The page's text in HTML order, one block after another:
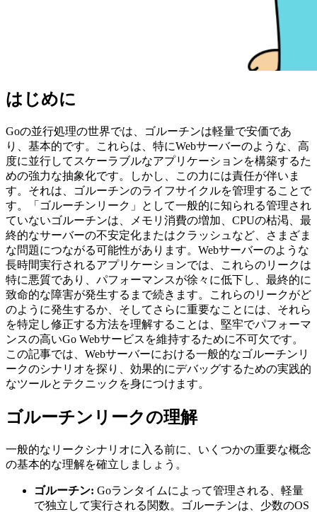
はじめに
Goの並行処理の世界では、ゴルーチンは軽量で安価であ
り、基本的です。これらは、特にWebサーバーのような、高
度に並行してスケーラブルなアプリケーションを構築するた
めの強力な抽象化です。しかし、この力には責任が伴いま
す。それは、ゴルーチンのライフサイクルを管理することで
す。「ゴルーチンリーク」として一般的に知られる管理され
ていないゴルーチンは、メモリ消費の増加、CPUの枯渇、最
終的なサーバーの不安定化またはクラッシュなど、さまざま
な問題につながる可能性があります。Webサーバーのような
長時間実行されるアプリケーションでは、これらのリークは
特に悪質であり、パフォーマンスが徐々に低下し、最終的に
致命的な障害が発生するまで続きます。これらのリークがど
のように発生するか、そしてさらに重要なことには、それら
を特定し修正する方法を理解することは、堅牢でパフォーマ
ンスの高いGo Webサービスを維持するために不可欠です。
この記事では、Webサーバーにおける一般的なゴルーチンリ
ークのシナリオを探り、効果的にデバッグするための実践的
なツールとテクニックを身につけます。
ゴルーチンリークの理解
一般的なリークシナリオに入る前に、いくつかの重要な概念
の基本的な理解を確立しましょう。
ゴルーチン: Goランタイムによって管理される、軽量
で独立して実行される関数。ゴルーチンは、少数のOS